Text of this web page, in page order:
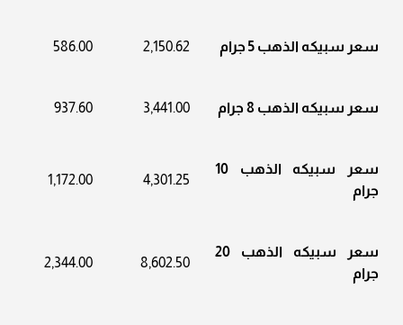
سعر سبيكه الذهب 5 جرام 2,150.62
586.00
سعر سبيكه الذهب 8 جرام 3,441.00
937.60
سعر سبيكه الذهب 10
جرام
4,301.25
1,172.00
سعر سبيكه الذهب 20
جرام
8,602.50
2,344.00